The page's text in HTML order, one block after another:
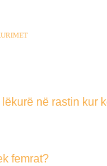
në rastin kur
femrat?